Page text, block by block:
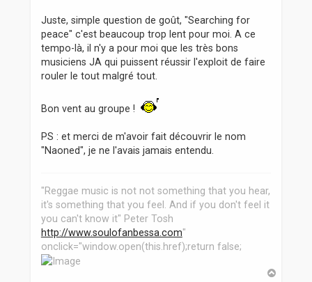
Juste, simple question de goût, "Searching for
peace" c'est beaucoup trop lent pour moi. A ce
tempo-là, il n'y a pour moi que les très bons
musiciens JA qui puissent réussir l'exploit de faire
rouler le tout malgré tout.
Bon vent au groupe !
PS : et merci de m'avoir fait découvrir le nom
"Naoned", je ne l'avais jamais entendu.
"Reggae music is not not something that you hear,
it's something that you feel. And if you don't feel it
you can't know it" Peter Tosh
http://www.soulofanbessa.com"
onclick="window.open(this.href);return false;